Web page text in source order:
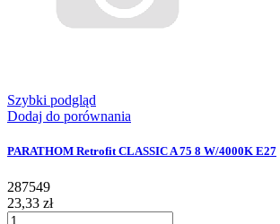
Szybki podgląd
Dodaj do porównania
PARATHOM Retrofit CLASSIC A 75 8 W/4000K E27
287549
23,33 zł